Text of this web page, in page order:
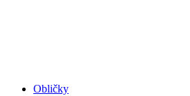
Obličky